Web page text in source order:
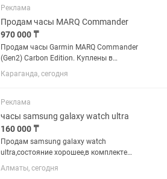
Реклама
Продам часы MARQ Commander
970 000 ₸
Продам часы Garmin MARQ Commander
(Gen2) Carbon Edition. Куплены в
октябре 2025 года у официального
представителя в Казахстане. Гарантия
Состояние хорошее. Полная...
Караганда, сегодня
Реклама
часы samsung galaxy watch ultra
160 000 ₸
Продам samsung galaxy watch
ultra,состояние хорошее,в комплекте
всё имеется носили пол года,продажа
в связи с преобритением нового
Алматы, сегодня